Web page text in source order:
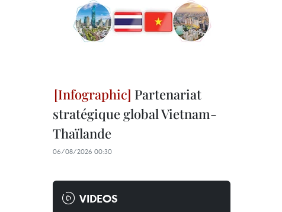
Partenariat
stratégique global Vietnam-
Thaïlande
06/08/2026 00:30
VIDEOS